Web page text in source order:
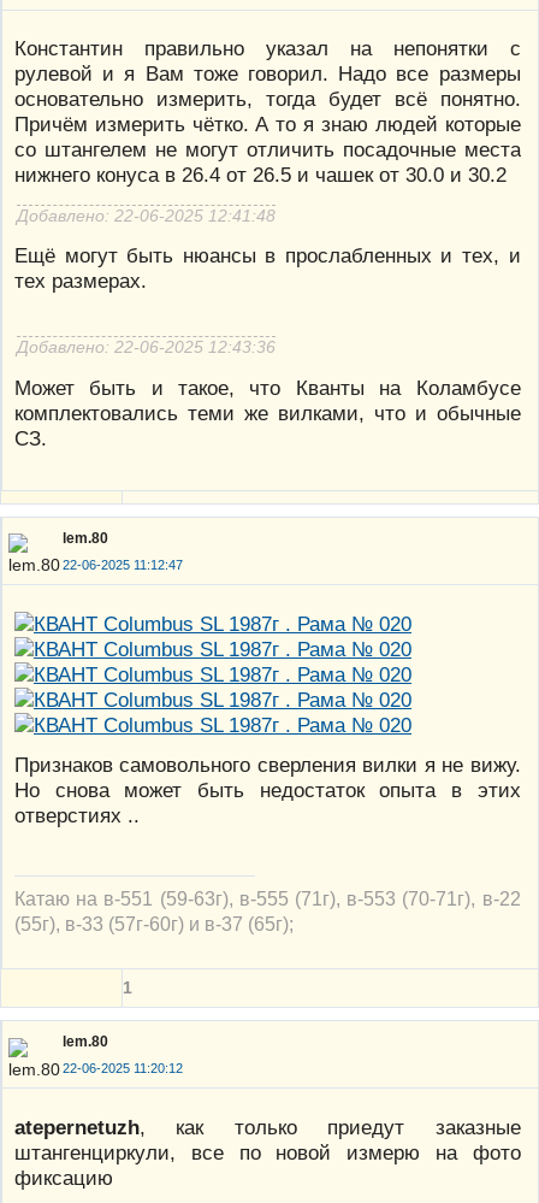
Константин правильно указал на непонятки с
рулевой и я Вам тоже говорил. Надо все размеры
основательно измерить, тогда будет всё понятно.
Причём измерить чётко. А то я знаю людей которые
со штангелем не могут отличить посадочные места
нижнего конуса в 26.4 от 26.5 и чашек от 30.0 и 30.2
Добавлено: 22-06-2025 12:41:48
Ещё могут быть нюансы в прослабленных и тех, и
тех размерах.
Добавлено: 22-06-2025 12:43:36
Может быть и такое, что Кванты на Коламбусе
комплектовались теми же вилками, что и обычные
СЗ.
lem.80
22-06-2025 11:12:47
Признаков самовольного сверления вилки я не вижу.
Но снова может быть недостаток опыта в этих
отверстиях ..
Катаю на в-551 (59-63г), в-555 (71г), в-553 (70-71г), в-22
(55г), в-33 (57г-60г) и в-37 (65г);
1
lem.80
22-06-2025 11:20:12
atepernetuzh, как только приедут заказные
штангенциркули, все по новой измерю на фото
фиксацию